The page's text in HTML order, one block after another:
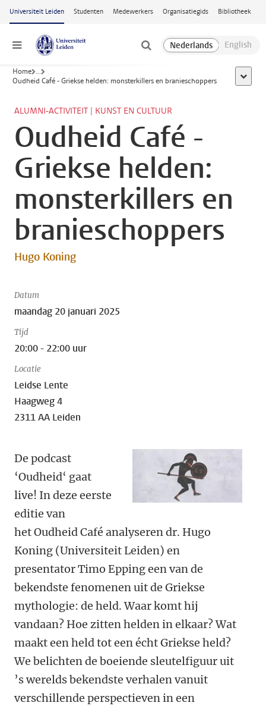
Ga naar hoofdinhoud
Universiteit Leiden Studenten Medewerkers Organisatiegids Bibliotheek
Menu
Home ...
Oudheid Café - Griekse helden: monsterkillers en branieschoppers
toon
ALUMNI-ACTIVITEIT | KUNST EN CULTUUR
Oudheid Café -
Griekse helden:
monsterkillers en
branieschoppers
Hugo Koning
Datum
maandag 20 januari 2025
Tijd
20:00 - 22:00 uur
Locatie
Leidse Lente
Haagweg 4
2311 AA Leiden
De podcast
‘Oudheid‘ gaat
live! In deze eerste
editie van
het Oudheid Café analyseren dr. Hugo
Koning (Universiteit Leiden) en
presentator Timo Epping een van de
bekendste fenomenen uit de Griekse
mythologie: de held. Waar komt hij
vandaan? Hoe zitten helden in elkaar? Wat
maakt een held tot een écht Griekse held?
We belichten de boeiende sleutelfiguur uit
’s werelds bekendste verhalen vanuit
verschillende perspectieven in een